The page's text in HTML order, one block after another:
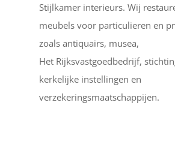
Stijlkamer interieurs. Wij
meubels voor particulieren en
zoals antiquairs, musea,
Het Rijksvastgoedbedrijf,
kerkelijke instellingen en
verzekeringsmaatschappijen.